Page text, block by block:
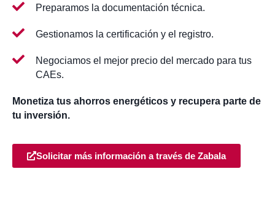
Preparamos la documentación técnica.
Gestionamos la certificación y el registro.
Negociamos el mejor precio del mercado para tus
CAEs.
Monetiza tus ahorros energéticos y recupera parte de
tu inversión.
Solicitar más información a través de Zabala